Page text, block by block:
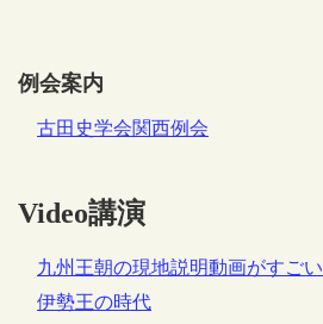
例会案内
古田史学会関西例会
Video講演
九州王朝の現地説明動画がすごい
伊勢王の時代